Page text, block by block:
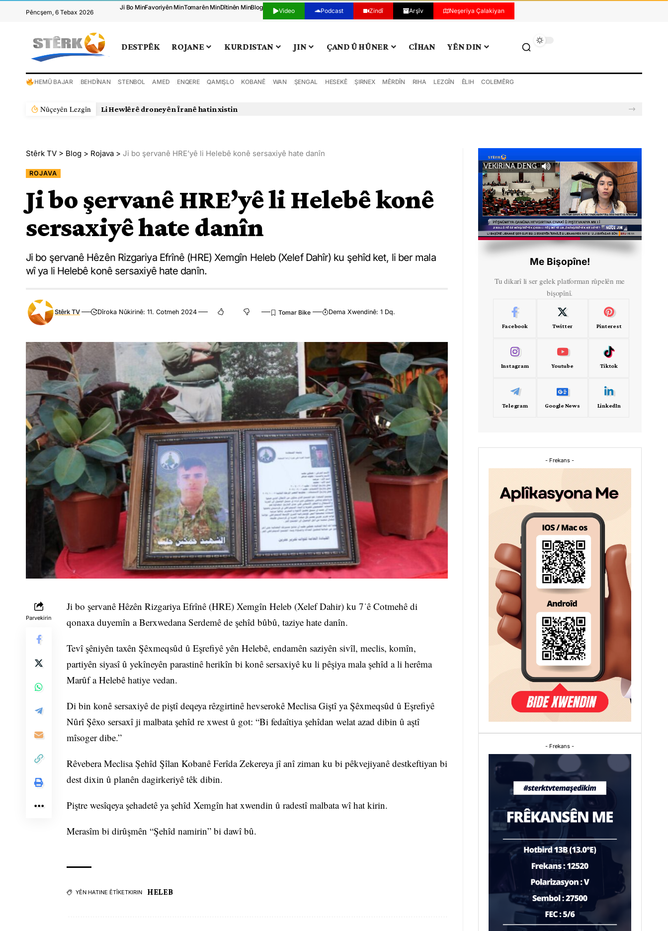
Pêncşem, 6 Tebax 2026
Ji Bo MinFavoriyên MinTomarên MinDîtinên MinBlog Video Podcast Zindî Arşîv Neşeriya Çalakiyan
DESTPÊK ROJANE KURDISTAN JIN ÇAND Û HÛNER CÎHAN YÊN DIN
HEMÛ BAJAR BEHDÎNAN STENBOL AMED ENQERE QAMIŞLO KOBANÊ WAN ŞENGAL HESEKÊ ŞIRNEX MÊRDÎN RIHA LEZGÎN ÊLIH COLEMÊRG
Nûçeyên Lezgîn Li Hewlêrê droneyên Îranê hatin xistin
Stêrk TV > Blog > Rojava > Ji bo şervanê HRE’yê li Helebê konê sersaxiyê hate danîn
ROJAVA
Ji bo şervanê HRE’yê li Helebê konê
sersaxiyê hate danîn
Ji bo şervanê Hêzên Rizgariya Efrînê (HRE) Xemgîn Heleb (Xelef Dahîr) ku şehîd ket, li ber mala
wî ya li Helebê konê sersaxiyê hate danîn.
Stêrk TV Dîroka Nûkirinê: 11. Cotmeh 2024 Dema Xwendinê: 1 Dq.
Parvekirin
Ji bo şervanê Hêzên Rizgariya Efrînê (HRE) Xemgîn Heleb (Xelef Dahir) ku 7ˈê Cotmehê di
qonaxa duyemîn a Berxwedana Serdemê de şehîd bûbû, taziye hate danîn.
Tevî şêniyên taxên Şêxmeqsûd û Eşrefiyê yên Helebê, endamên saziyên sivîl, meclis, komîn,
partiyên siyasî û yekîneyên parastinê herikîn bi konê sersaxiyê ku li pêşiya mala şehîd a li herêma
Marûf a Helebê hatiye vedan.
Di bin konê sersaxiyê de piştî deqeya rêzgirtinê hevserokê Meclisa Giştî ya Şêxmeqsûd û Eşrefiyê
Nûrî Şêxo sersaxî ji malbata şehîd re xwest û got: “Bi fedaîtiya şehîdan welat azad dibin û aştî
mîsoger dibe.”
Rêvebera Meclisa Şehîd Şîlan Kobanê Ferîda Zekereya jî anî ziman ku bi pêkvejiyanê destkeftiyan bi
dest dixin û planên dagirkeriyê têk dibin.
Piştre wesîqeya şehadetê ya şehîd Xemgîn hat xwendin û radestî malbata wî hat kirin.
Merasîm bi dirûşmên “Şehîd namirin” bi dawî bû.
YÊN HATINE ÊTÎKETKIRIN HELEB
VEKIRINA DENG
Me Bişopîne!
Tu dikarî li ser gelek platforman rûpelên me
bişopînî.
Facebook Twitter Pinterest
Instagram Youtube Tiktok
Telegram Google News LinkedIn
- Frekans -
- Frekans -